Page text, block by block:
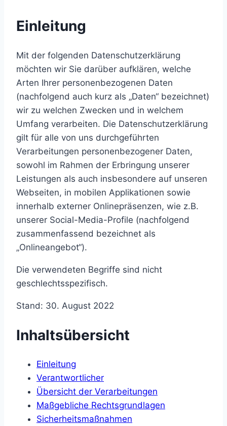
Einleitung
Mit der folgenden Datenschutzerklärung
möchten wir Sie darüber aufklären, welche
Arten Ihrer personenbezogenen Daten
(nachfolgend auch kurz als „Daten“ bezeichnet)
wir zu welchen Zwecken und in welchem
Umfang verarbeiten. Die Datenschutzerklärung
gilt für alle von uns durchgeführten
Verarbeitungen personenbezogener Daten,
sowohl im Rahmen der Erbringung unserer
Leistungen als auch insbesondere auf unseren
Webseiten, in mobilen Applikationen sowie
innerhalb externer Onlinepräsenzen, wie z.B.
unserer Social-Media-Profile (nachfolgend
zusammenfassend bezeichnet als
„Onlineangebot“).
Die verwendeten Begriffe sind nicht
geschlechtsspezifisch.
Stand: 30. August 2022
Inhaltsübersicht
Einleitung
Verantwortlicher
Übersicht der Verarbeitungen
Maßgebliche Rechtsgrundlagen
Sicherheitsmaßnahmen